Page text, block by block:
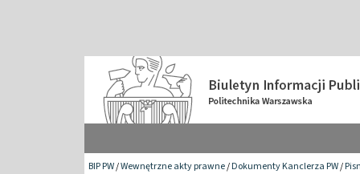
BIP PW/Wewnętrzne akty prawne/Dokumenty Kanclerza PW/